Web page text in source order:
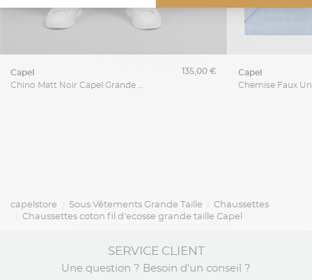
capel
135,00 € capel
capelstore Sous Vêtements Grande Taille
Chaussettes
Chaussettes coton fil d'ecosse grande taille Capel
SERVICE CLIENT
Une question ? Besoin d'un conseil ?